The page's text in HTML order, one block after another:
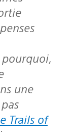
pourquoi,
une
Trails of